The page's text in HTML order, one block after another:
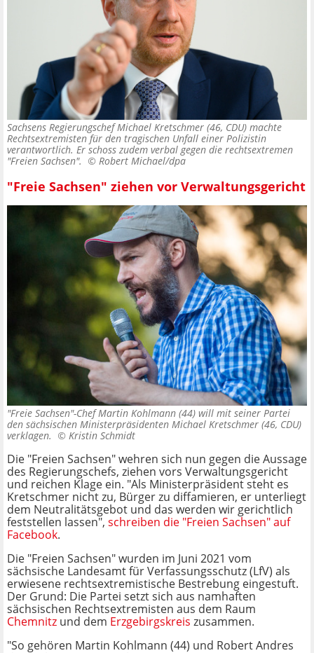
Sachsens Regierungschef Michael Kretschmer (46, CDU) machte
Rechtsextremisten für den tragischen Unfall einer Polizistin
verantwortlich. Er schoss zudem verbal gegen die rechtsextremen
"Freien Sachsen". © Robert Michael/dpa
"Freie Sachsen" ziehen vor Verwaltungsgericht
"Freie Sachsen"-Chef Martin Kohlmann (44) will mit seiner Partei
den sächsischen Ministerpräsidenten Michael Kretschmer (46, CDU)
verklagen. © Kristin Schmidt
Die "Freien Sachsen" wehren sich nun gegen die Aussage
des Regierungschefs, ziehen vors Verwaltungsgericht
und reichen Klage ein. "Als Ministerpräsident steht es
Kretschmer nicht zu, Bürger zu diffamieren, er unterliegt
dem Neutralitätsgebot und das werden wir gerichtlich
feststellen lassen", schreiben die "Freien Sachsen" auf
Facebook.
Die "Freien Sachsen" wurden im Juni 2021 vom
sächsische Landesamt für Verfassungsschutz (LfV) als
erwiesene rechtsextremistische Bestrebung eingestuft.
Der Grund: Die Partei setzt sich aus namhaften
sächsischen Rechtsextremisten aus dem Raum
Chemnitz und dem Erzgebirgskreis zusammen.
"So gehören Martin Kohlmann (44) und Robert Andres